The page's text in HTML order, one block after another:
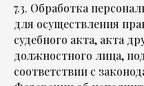
7.3. Обработка
для осуществления
судебного акта, акта
должностного лица,
соответствии с